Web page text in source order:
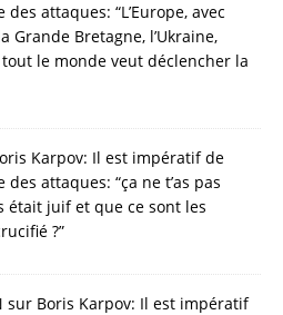
des attaques: “L’Europe, avec
Grande Bretagne, l’Ukraine,
tout le monde veut déclencher la
Karpov: Il est impératif de
des attaques: “ça ne t’as pas
était juif et que ce sont les
?”
sur Boris Karpov: Il est impératif